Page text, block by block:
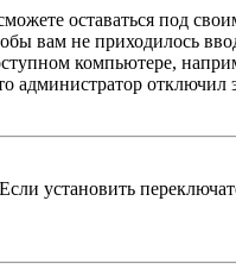
оставаться под
вам не приходилось
компьютере,
администратор отключил
установить